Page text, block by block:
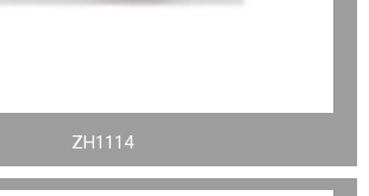
ZH1114